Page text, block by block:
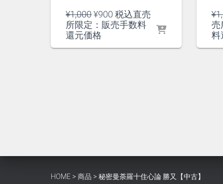
¥1,000元
の
価
¥900 現
在
税込直売
所限定：販売手数料
還元価格
¥
売
料
HOME > 商品 > 秘密曼荼羅十住心論 勝又【中古】